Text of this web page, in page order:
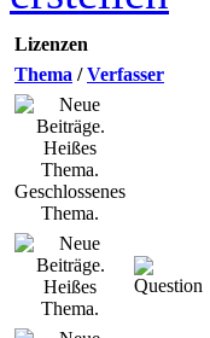
Lizenzen
Thema /Verfasser